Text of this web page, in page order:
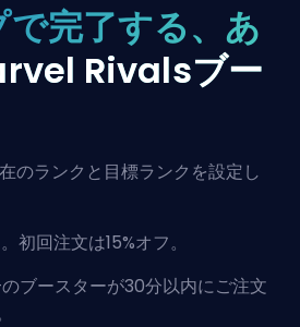
完了する、あ
Rivalsブー
のランクと目標ランクを設定し
初回注文は15%オフ。
ブースターが30分以内にご注文